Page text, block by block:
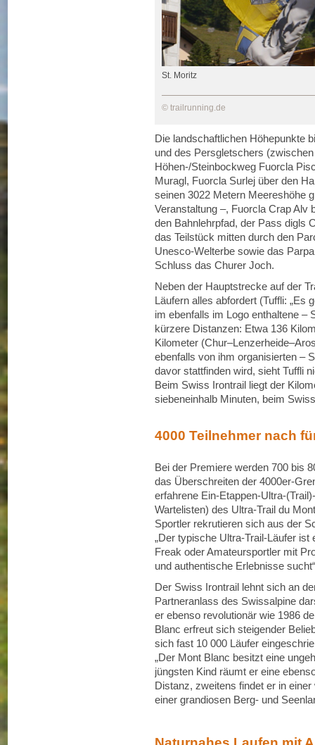
St. Moritz
© trailrunning.de
Die landschaftlichen Höhepunkte
und des Persgletschers
Höhen-/Steinbockweg Fuorcla
Muragl, Fuorcla Surlej über den
seinen 3022 Metern Meereshöhe
Veranstaltung –, Fuorcla Crap Alv
den Bahnlehrpfad, der Pass digls
das Teilstück mitten durch den
Unesco-Welterbe sowie das
Schluss das Churer Joch.
Neben der Hauptstrecke auf der
Läufern alles abfordert (Tuffli: „Es
im ebenfalls im Logo enthaltene –
kürzere Distanzen: Etwa 136
Kilometer
ebenfalls von ihm organisierten –
davor stattfinden wird, sieht Tuffli
Beim Swiss Irontrail liegt der
siebeneinhalb Minuten, beim
4000 Teilnehmer nach
Bei der Premiere werden 700 bis
das Überschreiten der 4000er-
erfahrene Ein-Etappen-Ultra-
Wartelisten) des Ultra-Trail du
Sportler rekrutieren sich aus der
„Der typische Ultra-Trail-Läufer ist
Freak oder Amateursportler mit
und authentische Erlebnisse
Der Swiss Irontrail lehnt sich an
Partneranlass des Swissalpine
er ebenso revolutionär wie 1986
Blanc erfreut sich steigender
sich fast 10 000 Läufer
„Der Mont Blanc besitzt eine
jüngsten Kind räumt er eine
Distanz, zweitens findet er in
einer grandiosen Berg- und